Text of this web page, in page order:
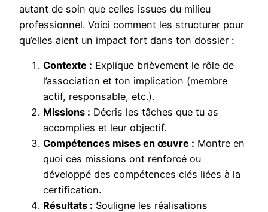
autant de soin que celles issues du milieu
professionnel. Voici comment les structurer pour
qu’elles aient un impact fort dans ton dossier :
Contexte : Explique brièvement le rôle de
l’association et ton implication (membre
actif, responsable, etc.).
Missions : Décris les tâches que tu as
accomplies et leur objectif.
Compétences mises en œuvre : Montre en
quoi ces missions ont renforcé ou
développé des compétences clés liées à la
certification.
Résultats : Souligne les réalisations